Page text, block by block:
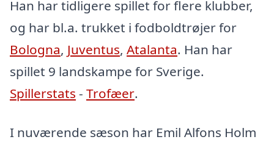
Han har tidligere spillet for flere klubber,
og har bl.a. trukket i fodboldtrøjer for
Bologna, Juventus, Atalanta. Han har
spillet 9 landskampe for Sverige.
Spillerstats - Trofæer.
I nuværende sæson har Emil Alfons Holm